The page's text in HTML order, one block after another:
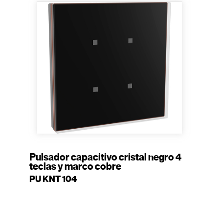
Pulsador capacitivo cristal negro 4
teclas y marco cobre
PU KNT 104